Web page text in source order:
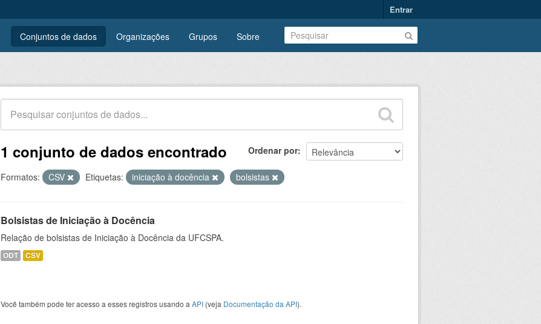
Entrar
Conjuntos de dados Organizações Grupos Sobre
Ordenar por
1 conjunto de dados encontrado
Formatos: CSV Etiquetas: iniciação à docência bolsistas
Bolsistas de Iniciação à Docência
Relação de bolsistas de Iniciação à Docência da UFCSPA.
ODT CSV
Você também pode ter acesso a esses registros usando a API (veja Documentação da API).